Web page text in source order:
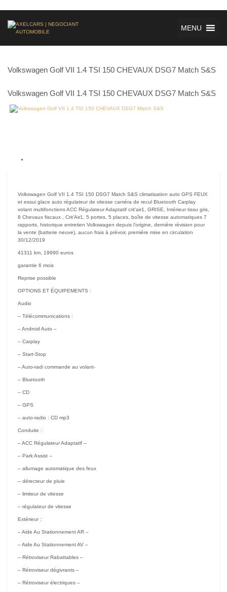
MENU
Volkswagen Golf VII 1.4 TSI 150 CHEVAUX DSG7 Match S&S
Volkswagen Golf VII 1.4 TSI 150 CHEVAUX DSG7 Match S&S
Volkswagen Golf VII 1.4 TSI 150 DSG7 Match S&S climatisation auto GPS FEUX
et essui glace auto régulateur de vitesse caméra de recul Bluetooth Carplay
volant multifonctions ACC Régulateur Adaptatif crit’air1, GRISE, Intérieur tissu gris,
8 Chevaux fiscaux , Crit’Air1, 5 portes, 5 places, boîte de vitesse automatiques 7
rapports, historique entretien Volkswagen depuis l’origine, dernière révision pour
la vente (batterie neuve), aucun frais à prévoir, première mise en circulation
30/12/2019
41311 km, 19990 euros
garantie 6 mois
Reprise possible
OPTIONS ET ÉQUIPEMENTS :
Audio
– Télécommunications :
– Android Auto –
– Carplay
– Start-Stop
– Auto-radi commande au volant-
– Bluetooth
– CD
– GPS
– auto-radio : CD mp3
Conduite :
– ACC Régulateur Adaptatif –
– Park Assist –
– allumage automatique des feux
– détecteur de pluie
– limiteur de vitesse
– régulateur de vitesse
Extérieur :
– Aide Au Stationnement AR –
– Aide Au Stationnement AV –
– Rétroviseur Rabattables –
– Rétroviseur dégivrants –
– Rétroviseur électriques –